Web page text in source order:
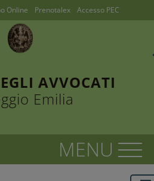
AVVOCATI
Emilia
Online Prenotalex Accesso PEC